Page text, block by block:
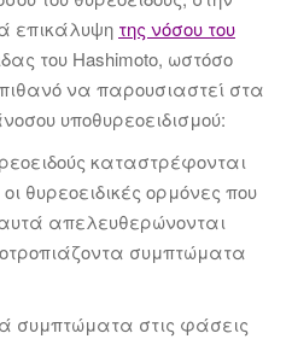
επικάλυψη της νόσου του
του Hashimoto, ωστόσο
να παρουσιαστεί στα
υποθυρεοειδισμού:
καταστρέφονται
θυρεοειδικές ορμόνες που
απελευθερώνονται
συμπτώματα
συμπτώματα στις φάσεις